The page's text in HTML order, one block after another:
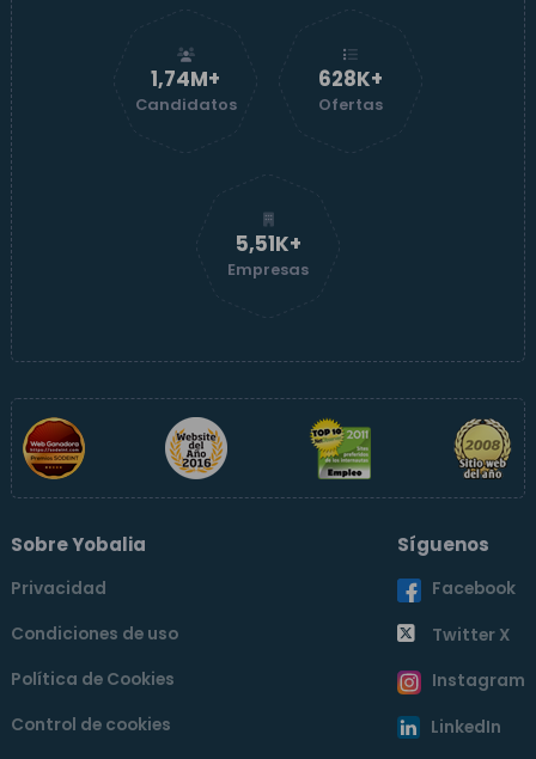
1,74M+
Candidatos
629K+
Ofertas
5,51K+
Empresas
Sobre Yobalia
Privacidad
Condiciones de uso
Política de Cookies
Control de cookies
Síguenos
Facebook
Twitter X
Instagram
LinkedIn